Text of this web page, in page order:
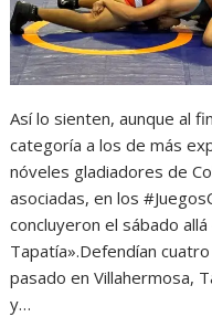
Así lo sienten, aunque al
categoría a los de más
nóveles gladiadores de
asociadas, en los
concluyeron el sábado
Tapatía».Defendían
pasado en Villahermosa,
y…